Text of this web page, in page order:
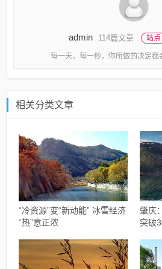
admin 114篇文章 站点
每一天，每一秒，你所做的决定都
相关分类文章
“冷资源”变“新动能” 冰雪经济
“热”意正浓
肇庆
突破